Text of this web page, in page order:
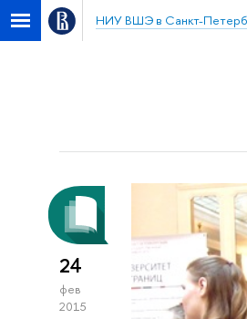
НИУ ВШЭ в Санкт-
24
фев
2015